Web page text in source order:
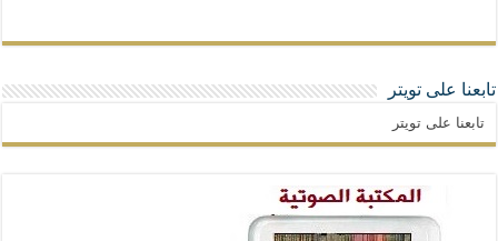
تابعنا على تويتر
تابعنا على تويتر